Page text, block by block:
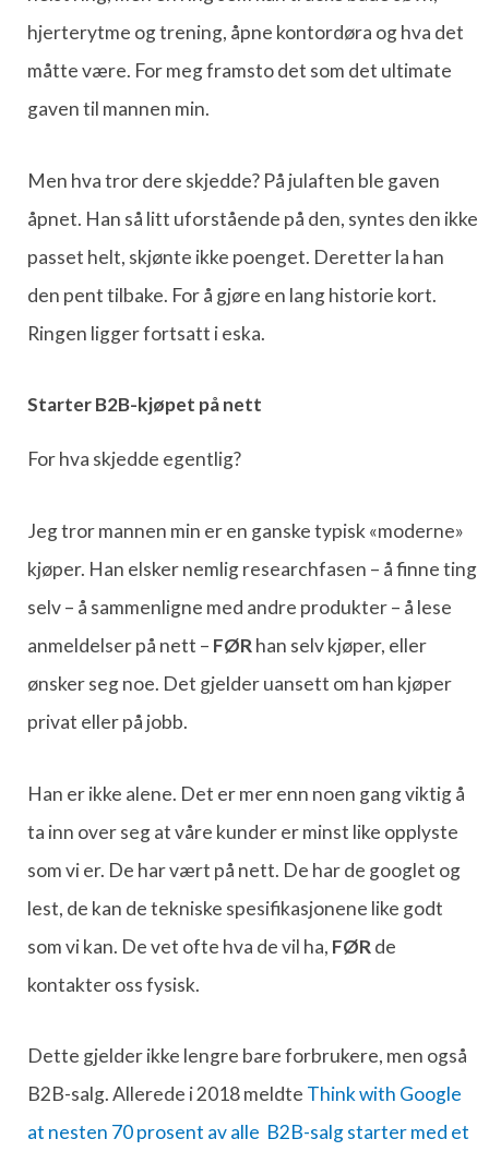
hjerterytme og trening, åpne kontordøra og hva det
måtte være. For meg framsto det som det ultimate
gaven til mannen min.
Men hva tror dere skjedde? På julaften ble gaven
åpnet. Han så litt uforstående på den, syntes den ikke
passet helt, skjønte ikke poenget. Deretter la han
den pent tilbake. For å gjøre en lang historie kort.
Ringen ligger fortsatt i eska.
Starter B2B-kjøpet på nett
For hva skjedde egentlig?
Jeg tror mannen min er en ganske typisk «moderne»
kjøper. Han elsker nemlig researchfasen – å finne ting
selv – å sammenligne med andre produkter – å lese
anmeldelser på nett – FØRhan selv kjøper, eller
ønsker seg noe. Det gjelder uansett om han kjøper
privat eller på jobb.
Han er ikke alene. Det er mer enn noen gang viktig å
ta inn over seg at våre kunder er minst like opplyste
som vi er. De har vært på nett. De har de googlet og
lest, de kan de tekniske spesifikasjonene like godt
som vi kan. De vet ofte hva de vil ha, FØRde
kontakter oss fysisk.
Dette gjelder ikke lengre bare forbrukere, men også
B2B-salg. Allerede i 2018 meldte Think with Google
at nesten 70 prosent av alle B2B-salg starter med et